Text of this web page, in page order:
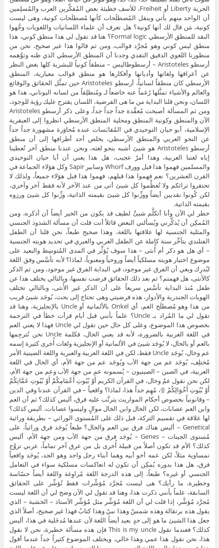
الحرية Liberty أو Freiheit، للأسف خطيئة بعض المُفكِّرين العرب والمُسلِمين
أن الواحد منهم يأتي وينقل المُصطلَحات كأنها مُصطلَحات كونية، وهى ليست
كونية، مَن قال لك أنها كونية؟ هل تعرف أن علماء اللسانيات واللغويات وجَّهوا
النقد للمنطق الأرسطي Formal logic؟ هنا قد تقول لي هذا منطق كوني، هذا
منطق ليس كوني وهو مُجرَّد قوالب، ومن ثم قالوا هذا غير صحيح، نحن من
منظورنا اللغوي الدقيق النقدي وجدنا أن المنطق الأرسطي الذي ظنه وتوَّهمه
أرسطو Aristoteles – أرسطوطاليس – منطقاً كونياً للبشرية كلها بغض النظر
عن أعراقها ولغاتها وأديانها وأفكارها هو منطق قوالب معيارية، المنطق
الأرسطي كان منطقاً لسانياً، أرسطو Aristoteles حين تمثَّل الحقائق والوقائع
والعالم والأشياء تمثَّلها رُغماً عنه خاضعاً لـ ومُنطلِقاً من لسانه اليوناني، هذا هو
اللسان، ونحن قلنا البداية من ما هى الفرضية، اللسان يقترح عليك رؤية للوجود،
ومن ثم المسألة أصبحت مُعقَّدة جداً جداً جداً، وعلى ذكر أرسطو Aristoteles
الآن والمنطق وكونية المنطق ومحلية المنطق الأرسطي انظروا إلى العبقرية
الإسلامية، أبو حيان التوحيدي في المُقابَسات عنده مُحاوَرة مشهورة جداً جداً
عن النحو العربي والمنطق الأرسطي، يخلص أحد أطرافها إلى أن منطق
أرسطو Aristoteles هو شيئ أشبه بنحو لغته، ونحن عندنا منطق آخر تُعطينا
إياه لغتنا العربية، وهذا أمرٌ عجيب، هل هذا يعني أن أبا حيان التوحيدي
والمسلمين فهموا هذا قبل وورف Whorf وسابير Sapir وكل هؤلاء الجماعة في
القرن العشرين؟ نعم فهموا هذا قبلهم، فهموا هذا قبل هؤلاء جميعاً، ولذلك لا
تحتقروا تراثكم ولا تُعظِّموا كل شيئ أتى من عند الآخر لأنه فقط آخر وآخري،
لكن كُونوا نقديين أيضاً ووزِّنوا كل شيئ بقيمته الذاتية، وزِّنوا كل شيئ ورزوه
بقيمته الذاتية.
خطر لي الآن وأنا أتكلَّم شيئٌ لطيف قد يكون من الخير أيضاً أن أذكره، ومن
المُمكِن أن يُذكِّرني ويُسألني البعض قائلاً أنت قلت أن مسألة الشذوذ الجنسي
والمثلية الجنسية لها علاقتها باللغة، وهذا صحيح طبعاً، نحن قلنا أن الطفل
الفنلندي يتأخَّر سنة كاملة عن الطفل العربي والعبري في تحديد هويته الجنسية
– أي هل هو ذكر أم أُنثى – هذا سوف يُؤثِّر في المدى المُتوسِط والبعيد على
موضوع اختيار هويته مسلكياً أيضاً وروحياً ومعنوياً، لماذا؟ لأنه تأسَّس وفق اللغة
ليُدرِك ويعي أن الفرق غير موجود، في البداية الفرق غير موجود، ومن ثم الذكر
كالأنثى، هل فهمتم؟ ثم بعد ذلك الحقائق فرضت نفسها، وبالتالي يختلف هذا عن
طفل مُنذ البداية تأسَّس سريعاً على أن الذكر غير الأُنثى، وبالتالي تختلف
الهويات الجندرية والأدوار، هذه فرضيتي وهى تحتاج إلى بحث، يُوجَد شيئ قريب
من هذا وهو مُصطلَح العم، أي Onkel بالألمانية أو Uncle بالإنجليزية، وهنا قد
تقول لي ما المُراد بـ Uncle؟ علماً بأنني قبل أيام قرأت خطأ في الترجمة
بخصوص هذا الموضوع، وعلى كل حال حين تقول لي Uncle فهذا لا يعني العم
في اللغة العربية بالضرورة، لأنه قد يعني الخال، فكلمة Uncle نحن نُترجِمها
بالعم أو بالخال، لا يُوجَد شيئ في الألمانية أو الإنجليزية ولغات أُخرى كثيرة إسمه
عم وخال، يُوجَد Uncle فقط، لكن في اللغة العربية والعبرية واللغة الصينية الأمر
مُختلِف، يُوجَد عم من جهة الأب ويُوجَد عم من جهة الأم، أي الخال في اللغة
العربية، في الصين – الصينيون – يُسمونه عم من جهة الأب وعم من جهة الأم،
لكن نحن نقول عمٌ وخال، في القرآن الكريم أَوْ بُيُوتِ أَعْمَامِكُمْ أَوْ بُيُوتِ عَمَّاتِكُمْ
أَوْ بُيُوتِ أَخْوَالِكُمْ ۩، مُهِم جداً هذا، لماذا؟ واقعياً – في القرآن عندنا وفي الدين
– وقانونياً بخصوص أحكام المواريث يترتَّب عليه فرق، أليس كذلك؟ ثم أن العم
وابن العم عصابات، لكن الخال وابن الخال موالٍ وليسوا عصابات، أليس كذلك؟
لها علاقة في تقسيم التركة، قبل ذلك على المُستوى الوراثي – بطريقة وراثية
Genetical – أليس هناك فرق بين العم والخال؟ طبعاً يُوجَد فرق وراثياً، على
مُستوى الجينات – Genes – يُوجَد فرق من جهة الأب ومن جهة الأم، أليس
كذلك؟ الأم قد تكون أصلاً من قبيلة أُخرى بل من عرق آخر تماماً، عربي تزوَّج
نمساوية مثلاً، لكن عمه أخو أبيه وهما أبناء رجل واحد وهو الجد، يُوجَد واقعياً
فرق، هل هذا بدوره يُمكِن أن تكون له انعاكسات مسلكية سواء في التعامل
الجنسي أو غيره؟ طبعاً، إلى هذه الدرجة اللغة مُراوِغة واللغة أيضاً حسّاسة
وخطيرة، ما رأيك؟ هى ليست مُجرَّد مُؤشِّرات فقط تُؤشِّر على الحقائق
السابقة، علماً بأنني ذكرت هذا، وهنا قد تقول لي الآن وضح لي أن اللغة ليست
مُجرَّد مُؤشَّر، إذا قلت لي أن اللغة مُؤشِّر مثل مُؤشِّر الأستاذ – الخشبة – الذي
يقول هذه برتقالة وهذه شمسٌ وهذا نبيٌ وهذا كتابٌ فهذا غير صحيح، أصلاً الذي
جعل هذا الشيئ ما هو إلى حدٍ بعيد أيضاً اللغة لأن عندها مُدخَلية في هذا، أليس
كذلك؟ فعندما تقول This is my uncle فإن هذه مسألة خطيرة، نحن لا نقول
هذا، نحن نقول هذا عمي وهذا خالي، ويختلف الموضوع كثيراً جداً عندما أقول